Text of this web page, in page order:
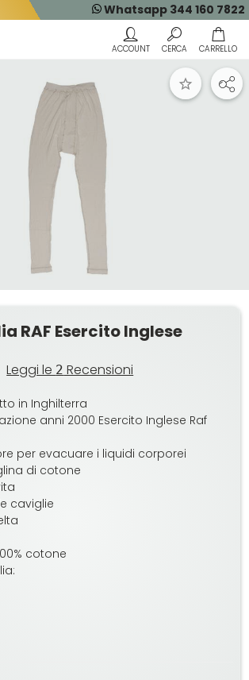
Whatsapp 344 160 7822
RAF Esercito Inglese
Leggi le 2 Recensioni
in Inghilterra
anni 2000 Esercito Inglese Raf
per evacuare i liquidi corporei
di cotone
caviglie
cotone